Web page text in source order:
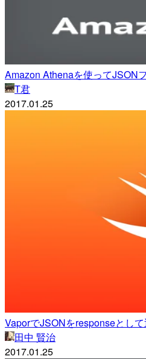
Amazon Athenaを使ってJSON
T君
2017.01.25
VaporでJSONをresponseとし
田中 賢治
2017.01.25